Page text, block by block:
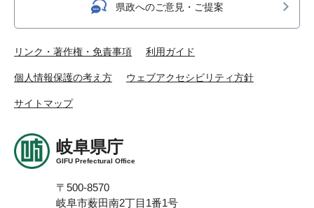
県政へのご意見・ご提案
リンク・著作権・免責事項 利用ガイド
個人情報保護の考え方 ウェブアクセシビリティ方針
サイトマップ
岐阜県庁
GIFU Prefectural Office
〒500-8570
岐阜市薮田南2丁目1番1号